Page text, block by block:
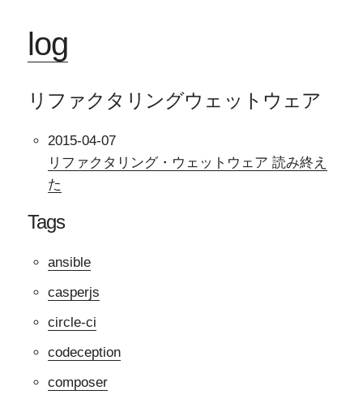
log
リファクタリングウェットウェア
2015-04-07
リファクタリング・ウェットウェア 読み終え
た
Tags
ansible
casperjs
circle-ci
codeception
composer